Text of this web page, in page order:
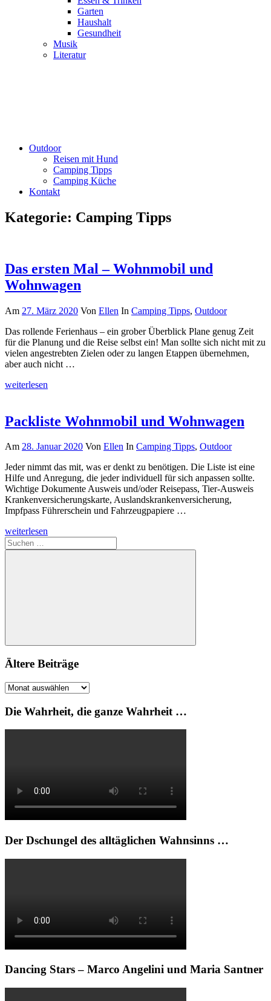
Garten
Haushalt
Gesundheit
Musik
Literatur
Outdoor
Reisen mit Hund
Camping Tipps
Camping Küche
Kontakt
Kategorie: Camping Tipps
Das ersten Mal – Wohnmobil und
Wohnwagen
Am 27. März 2020 Von Ellen In Camping Tipps, Outdoor
Das rollende Ferienhaus – ein grober Überblick Plane genug Zeit
für die Planung und die Reise selbst ein! Man sollte sich nicht mit zu
vielen angestrebten Zielen oder zu langen Etappen übernehmen,
aber auch nicht …
weiterlesen
Packliste Wohnmobil und Wohnwagen
Am 28. Januar 2020 Von Ellen In Camping Tipps, Outdoor
Jeder nimmt das mit, was er denkt zu benötigen. Die Liste ist eine
Hilfe und Anregung, die jeder individuell für sich anpassen sollte.
Wichtige Dokumente Ausweis und/oder Reisepass, Tier-Ausweis
Krankenversicherungskarte, Auslandskrankenversicherung,
Impfpass Führerschein und Fahrzeugpapiere …
weiterlesen
Suchen
nach:
Suchen
Ältere Beiträge
Ältere
Die Wahrheit, die ganze Wahrheit …
Der Dschungel des alltäglichen Wahnsinns …
Dancing Stars – Marco Angelini und Maria Santner